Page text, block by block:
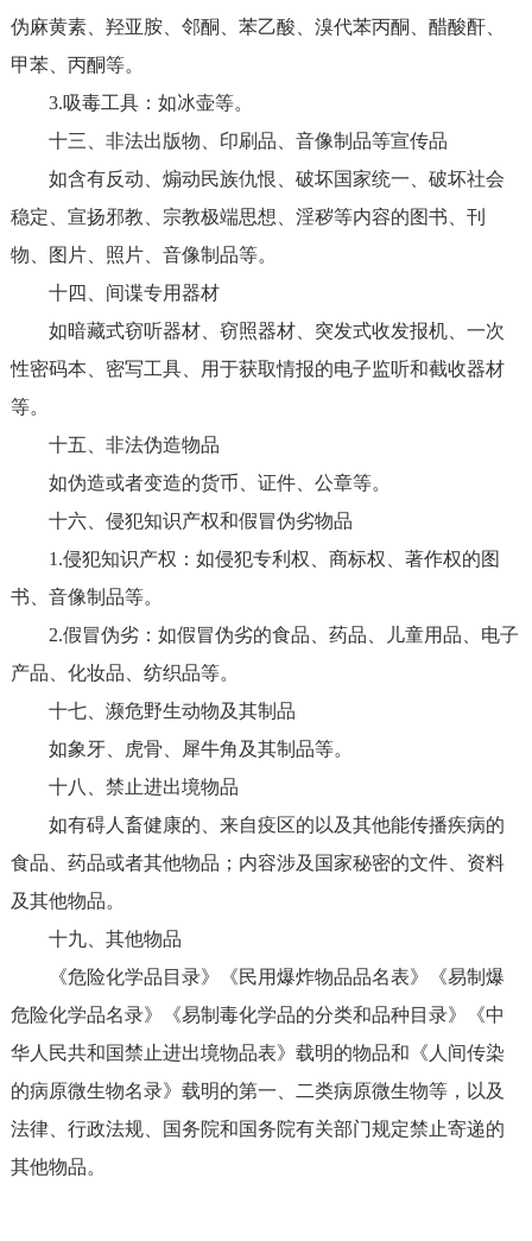
伪麻黄素、羟亚胺、邻酮、苯乙酸、溴代苯丙酮、醋酸酐、
甲苯、丙酮等。
3.吸毒工具：如冰壶等。
十三、非法出版物、印刷品、音像制品等宣传品
如含有反动、煽动民族仇恨、破坏国家统一、破坏社会
稳定、宣扬邪教、宗教极端思想、淫秽等内容的图书、刊
物、图片、照片、音像制品等。
十四、间谍专用器材
如暗藏式窃听器材、窃照器材、突发式收发报机、一次
性密码本、密写工具、用于获取情报的电子监听和截收器材
等。
十五、非法伪造物品
如伪造或者变造的货币、证件、公章等。
十六、侵犯知识产权和假冒伪劣物品
1.侵犯知识产权：如侵犯专利权、商标权、著作权的图
书、音像制品等。
2.假冒伪劣：如假冒伪劣的食品、药品、儿童用品、电子
产品、化妆品、纺织品等。
十七、濒危野生动物及其制品
如象牙、虎骨、犀牛角及其制品等。
十八、禁止进出境物品
如有碍人畜健康的、来自疫区的以及其他能传播疾病的
食品、药品或者其他物品；内容涉及国家秘密的文件、资料
及其他物品。
十九、其他物品
《危险化学品目录》《民用爆炸物品品名表》《易制爆
危险化学品名录》《易制毒化学品的分类和品种目录》《中
华人民共和国禁止进出境物品表》载明的物品和《人间传染
的病原微生物名录》载明的第一、二类病原微生物等，以及
法律、行政法规、国务院和国务院有关部门规定禁止寄递的
其他物品。